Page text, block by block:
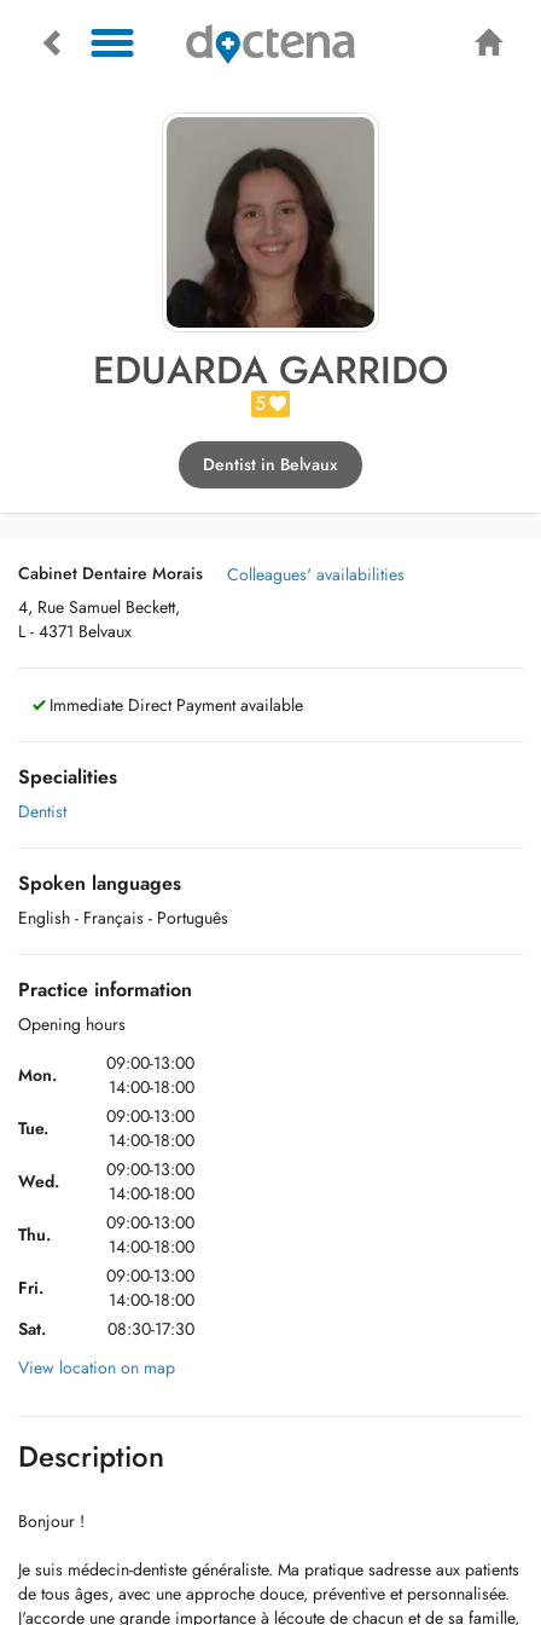
EDUARDA GARRIDO
5
Dentist in Belvaux
Cabinet Dentaire Morais
4, Rue Samuel Beckett,
L - 4371 Belvaux
Colleagues' availabilities
Immediate Direct Payment available
Specialities
Dentist
Spoken languages
English - Français - Português
Practice information
Opening hours
Mon.
09:00-13:00
14:00-18:00
Tue.
09:00-13:00
14:00-18:00
Wed.
09:00-13:00
14:00-18:00
Thu.
09:00-13:00
14:00-18:00
Fri.
09:00-13:00
14:00-18:00
Sat.
08:30-17:30
View location on map
Description
Bonjour !
Je suis médecin-dentiste généraliste. Ma pratique sadresse aux patients
de tous âges, avec une approche douce, préventive et personnalisée.
J'accorde une grande importance à lécoute de chacun et de sa famille,